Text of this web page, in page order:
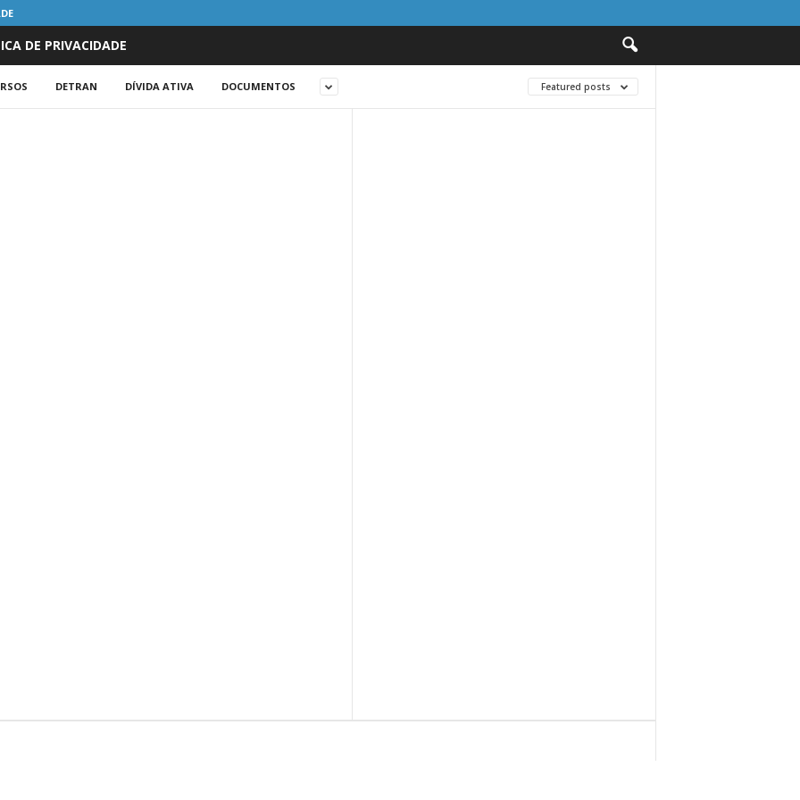
DE PRIVACIDADE
DETRAN DÍVIDA ATIVA DOCUMENTOS Featured posts